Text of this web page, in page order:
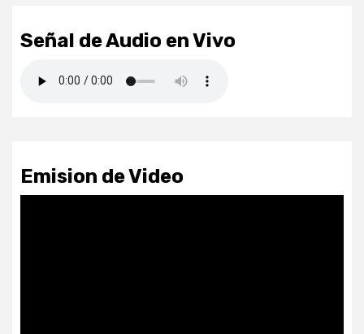
Señal de Audio en Vivo
Emision de Video